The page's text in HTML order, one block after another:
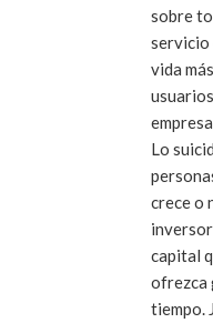
sobre
servicio
vida
Lo
personas en un proyecto
crece o
capital
ofrezca
tiempo.